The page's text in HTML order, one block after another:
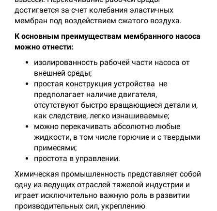
достигается за счет колебания эластичных
мембран под воздействием сжатого воздуха.
К основным преимуществам мембранного насоса
можно отнести:
изолированность рабочей части насоса от
внешней среды;
простая конструкция устройства не
предполагает наличие двигателя,
отсутствуют быстро вращающиеся детали и,
как следствие, легко изнашиваемые;
можно перекачивать абсолютно любые
жидкости, в том числе горючие и с твердыми
примесями;
простота в управлении.
Химическая промышленность представляет собой
одну из ведущих отраслей тяжелой индустрии и
играет исключительно важную роль в развитии
производительных сил, укреплению